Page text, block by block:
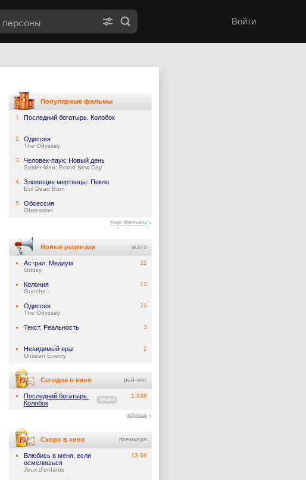
Войти
Популярные фильмы
1. Последний богатырь. Колобок
2. Одиссея
The Odyssey
3. Человек-паук: Новый день
Spider-Man: Brand New Day
4. Зловещие мертвецы: Пекло
Evil Dead Burn
5. Обсессия
Obsession
еще фильмы
Новые рецензии всего
Астрал. Медиум
Oddity
11
Колония
Gunche
13
Одиссея
The Odyssey
76
Текст. Реальность 3
Невидимый враг
Unseen Enemy
2
Сегодня в кино рейтинг
Последний богатырь.
Колобок
ПРОМО
1.838
афиша
Скоро в кино премьера
Влюбись в меня, если
осмелишься
Jeux d'enfants
13.08